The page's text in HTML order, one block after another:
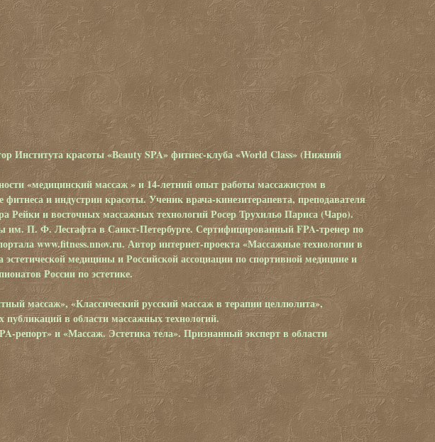
красоты «Beauty SPA» фитнес-клуба «World Class» (Нижний
«медицинский массаж » и 14-летний опыт работы массажистом в
и индустрии красоты. Ученик врача-кинезитерапевта, преподавателя
и восточных массажных технологий Росер Трухильо Париса (Чаро).
им. П. Ф. Лесгафта в Санкт-Петербурге. Сертифицированный FPA-тренер по
www.fitness.nnov.ru. Автор интернет-проекта «Массажные технологии в
медицины и Российской ассоциации по спортивной медицине и
России по эстетике.
массаж», «Классический русский массаж в терапии целлюлита»,
в области массажных технологий.
репорт» и «Массаж. Эстетика тела». Признанный эксперт в области